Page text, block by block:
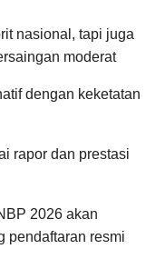
nasional, tapi juga
moderat
dengan keketatan
rapor dan prestasi
2026 akan
pendaftaran resmi